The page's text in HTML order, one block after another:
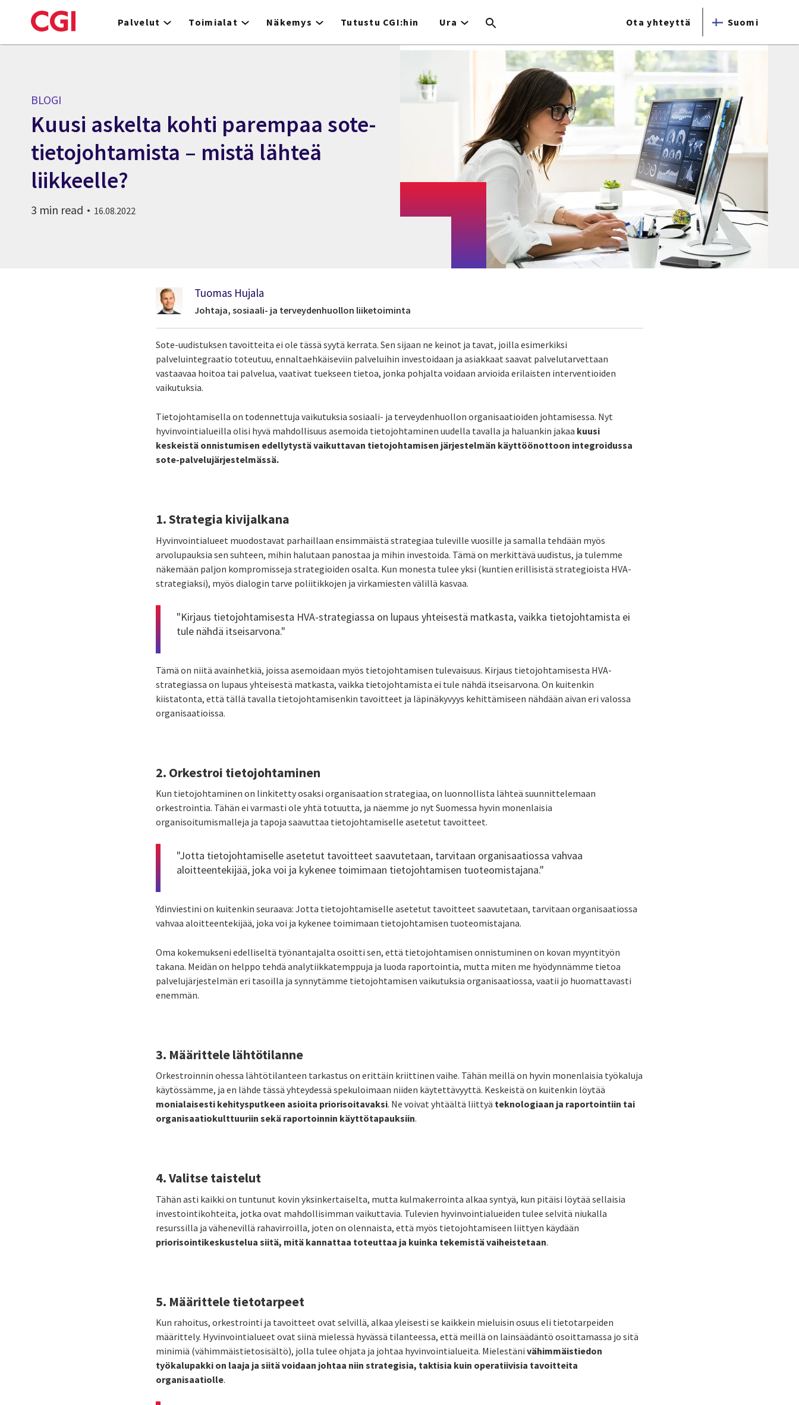
to
Palvelut Toimialat Näkemys Tutustu CGI:hin Ura Ota yhteyttä Suomi
BLOGI
Kuusi askelta kohti parempaa sote-
tietojohtamista – mistä lähteä
liikkeelle?
3 min read 16.08.2022
Tuomas Hujala
Johtaja, sosiaali- ja terveydenhuollon liiketoiminta
Sote-uudistuksen tavoitteita ei ole tässä syytä kerrata. Sen sijaan ne keinot ja tavat, joilla esimerkiksi
palveluintegraatio toteutuu, ennaltaehkäiseviin palveluihin investoidaan ja asiakkaat saavat palvelutarvettaan
vastaavaa hoitoa tai palvelua, vaativat tuekseen tietoa, jonka pohjalta voidaan arvioida erilaisten interventioiden
vaikutuksia.
Tietojohtamisella on todennettuja vaikutuksia sosiaali- ja terveydenhuollon organisaatioiden johtamisessa. Nyt
hyvinvointialueilla olisi hyvä mahdollisuus asemoida tietojohtaminen uudella tavalla ja haluankin jakaa kuusi
keskeistä onnistumisen edellytystä vaikuttavan tietojohtamisen järjestelmän käyttöönottoon integroidussa
sote-palvelujärjestelmässä.
1. Strategia kivijalkana
Hyvinvointialueet muodostavat parhaillaan ensimmäistä strategiaa tuleville vuosille ja samalla tehdään myös
arvolupauksia sen suhteen, mihin halutaan panostaa ja mihin investoida. Tämä on merkittävä uudistus, ja tulemme
näkemään paljon kompromisseja strategioiden osalta. Kun monesta tulee yksi (kuntien erillisistä strategioista HVA-
strategiaksi), myös dialogin tarve poliitikkojen ja virkamiesten välillä kasvaa.
"Kirjaus tietojohtamisesta HVA-strategiassa on lupaus yhteisestä matkasta, vaikka tietojohtamista ei
tule nähdä itseisarvona."
Tämä on niitä avainhetkiä, joissa asemoidaan myös tietojohtamisen tulevaisuus. Kirjaus tietojohtamisesta HVA-
strategiassa on lupaus yhteisestä matkasta, vaikka tietojohtamista ei tule nähdä itseisarvona. On kuitenkin
kiistatonta, että tällä tavalla tietojohtamisenkin tavoitteet ja läpinäkyvyys kehittämiseen nähdään aivan eri valossa
organisaatioissa.
2. Orkestroi tietojohtaminen
Kun tietojohtaminen on linkitetty osaksi organisaation strategiaa, on luonnollista lähteä suunnittelemaan
orkestrointia. Tähän ei varmasti ole yhtä totuutta, ja näemme jo nyt Suomessa hyvin monenlaisia
organisoitumismalleja ja tapoja saavuttaa tietojohtamiselle asetetut tavoitteet.
"Jotta tietojohtamiselle asetetut tavoitteet saavutetaan, tarvitaan organisaatiossa vahvaa
aloitteentekijää, joka voi ja kykenee toimimaan tietojohtamisen tuoteomistajana."
Ydinviestini on kuitenkin seuraava: Jotta tietojohtamiselle asetetut tavoitteet saavutetaan, tarvitaan organisaatiossa
vahvaa aloitteentekijää, joka voi ja kykenee toimimaan tietojohtamisen tuoteomistajana.
Oma kokemukseni edelliseltä työnantajalta osoitti sen, että tietojohtamisen onnistuminen on kovan myyntityön
takana. Meidän on helppo tehdä analytiikkatemppuja ja luoda raportointia, mutta miten me hyödynnämme tietoa
palvelujärjestelmän eri tasoilla ja synnytämme tietojohtamisen vaikutuksia organisaatiossa, vaatii jo huomattavasti
enemmän.
3. Määrittele lähtötilanne
Orkestroinnin ohessa lähtötilanteen tarkastus on erittäin kriittinen vaihe. Tähän meillä on hyvin monenlaisia työkaluja
käytössämme, ja en lähde tässä yhteydessä spekuloimaan niiden käytettävyyttä. Keskeistä on kuitenkin löytää
monialaisesti kehitysputkeen asioita priorisoitavaksi. Ne voivat yhtäältä liittyä teknologiaan ja raportointiin tai
organisaatiokulttuuriin sekä raportoinnin käyttötapauksiin.
4. Valitse taistelut
Tähän asti kaikki on tuntunut kovin yksinkertaiselta, mutta kulmakerrointa alkaa syntyä, kun pitäisi löytää sellaisia
investointikohteita, jotka ovat mahdollisimman vaikuttavia. Tulevien hyvinvointialueiden tulee selvitä niukalla
resurssilla ja vähenevillä rahavirroilla, joten on olennaista, että myös tietojohtamiseen liittyen käydään
priorisointikeskustelua siitä, mitä kannattaa toteuttaa ja kuinka tekemistä vaiheistetaan.
5. Määrittele tietotarpeet
Kun rahoitus, orkestrointi ja tavoitteet ovat selvillä, alkaa yleisesti se kaikkein mieluisin osuus eli tietotarpeiden
määrittely. Hyvinvointialueet ovat siinä mielessä hyvässä tilanteessa, että meillä on lainsäädäntö osoittamassa jo sitä
minimiä (vähimmäistietosisältö), jolla tulee ohjata ja johtaa hyvinvointialueita. Mielestänivähimmäistiedon
työkalupakki on laaja ja siitä voidaan johtaa niin strategisia, taktisia kuin operatiivisia tavoitteita
organisaatiolle.